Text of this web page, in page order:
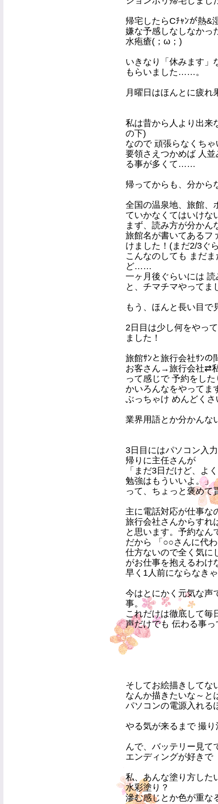
帰宅したらCﾁｬﾝが熱&
嫌な予感しなしなかっ
水疱瘡(；ω；)
いきなり「休みます」
もらいました……。
月曜日はほんとに疲れ
私は昔から人より出
の下)
なので 頑張らなくち
要領さえつかめば 人
る事が多くて……
帰ってからも、分から
全国の温泉地、旅館、
ていかなくてはいけな
まず、読み方が分かん
旅館名が書いてあるフ
けました！(まだ2/3ぐ
こんなのしても まだ
ど……
一ヶ月後ぐらいには
と、チマチマやってま
もう、ほんと長い目で
2日目は少し何をやっ
ました！
旅館ｻﾝと旅行会社ｻﾝ
お客さん→旅行会社⇄
って感じで 予約をし
かいろんなをやってま
ぶっちゃけ めんどく
業界用語とか分かんな
3日目にはパソコン入
帰りに主任さんが
「まだ3日だけど、よ
勉強はもういいよ。」
って、ちょっと褒めて
主に電話対応が仕事な
旅行会社さんからすれ
と思います。予約なん
だから 「○○さんに代
仕方ないので全く気に
がお仕事を抱えるわ
早く1人前にならなき
今はとにかく元気な声
事。
これだけは徹底して毎
声だけでも 伝わる事
そしてお絵描きしてな
なんか描きたいな～と
パソコンの電源入れる
やる気が来るまで 撮
んで、バッテリー見
エンディングが好きで
私、あんな塗り方した
水彩塗り？
滲む感じとか色が重な